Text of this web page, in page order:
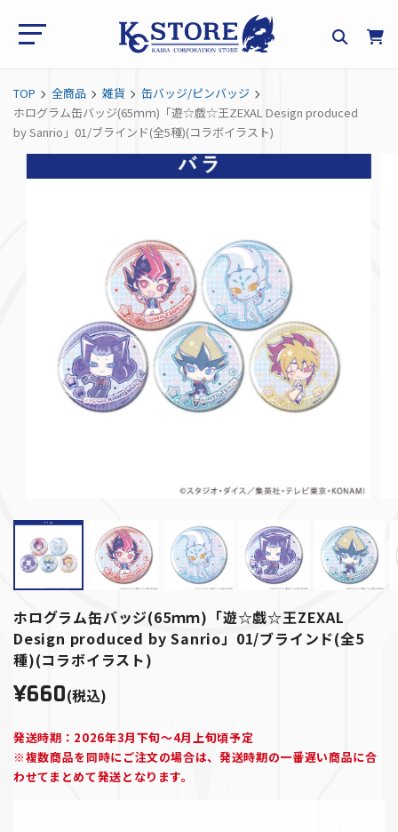
TOP 全商品 雑貨
缶バッジ/ピンバッジ
ホログラム缶バッジ(65ｍｍ)「遊☆戯☆王ZEXAL Design produced
by Sanrio」01/ブラインド(全5種)(コラボイラスト)
ホログラム缶バッジ(65ｍｍ)「遊☆戯☆王ZEXAL
Design produced by Sanrio」01/ブラインド(全5
種)(コラボイラスト)
¥660(税込)
発送時期：2026年3月下旬～4月上旬頃予定
※複数商品を同時にご注文の場合は、発送時期の一番遅い商品に合
わせてまとめて発送となります。